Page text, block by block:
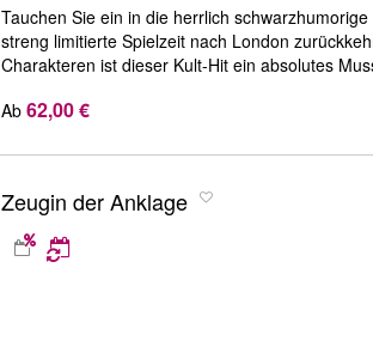
Tauchen Sie ein in die herrlich
streng limitierte Spielzeit nach London
Charakteren ist dieser Kult-Hit ein absolutes
Ab 62,00 €
Zeugin der Anklage